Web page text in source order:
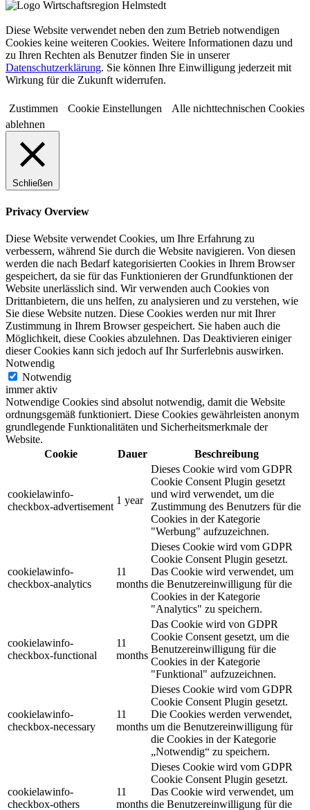
Diese Website verwendet neben den zum Betrieb notwendigen
Cookies keine weiteren Cookies. Weitere Informationen dazu und
zu Ihren Rechten als Benutzer finden Sie in unserer
Datenschutzerklärung. Sie können Ihre Einwilligung jederzeit mit
Wirkung für die Zukunft widerrufen.
Zustimmen Cookie Einstellungen
Alle nichttechnischen Cookies
ablehnen
Schließen
Privacy Overview
Diese Website verwendet Cookies, um Ihre Erfahrung zu
verbessern, während Sie durch die Website navigieren. Von diesen
werden die nach Bedarf kategorisierten Cookies in Ihrem Browser
gespeichert, da sie für das Funktionieren der Grundfunktionen der
Website unerlässlich sind. Wir verwenden auch Cookies von
Drittanbietern, die uns helfen, zu analysieren und zu verstehen, wie
Sie diese Website nutzen. Diese Cookies werden nur mit Ihrer
Zustimmung in Ihrem Browser gespeichert. Sie haben auch die
Möglichkeit, diese Cookies abzulehnen. Das Deaktivieren einiger
dieser Cookies kann sich jedoch auf Ihr Surferlebnis auswirken.
Notwendig
Notwendig
immer aktiv
Notwendige Cookies sind absolut notwendig, damit die Website
ordnungsgemäß funktioniert. Diese Cookies gewährleisten anonym
grundlegende Funktionalitäten und Sicherheitsmerkmale der
Website.
Cookie
Dauer Beschreibung
cookielawinfo-
checkbox-advertisement
1 year
Dieses Cookie wird vom GDPR
Cookie Consent Plugin gesetzt
und wird verwendet, um die
Zustimmung des Benutzers für die
Cookies in der Kategorie
"Werbung" aufzuzeichnen.
cookielawinfo-
checkbox-analytics
11
months
Dieses Cookie wird vom GDPR
Cookie Consent Plugin gesetzt.
Das Cookie wird verwendet, um
die Benutzereinwilligung für die
Cookies in der Kategorie
"Analytics" zu speichern.
cookielawinfo-
checkbox-functional
11
months
Das Cookie wird von GDPR
Cookie Consent gesetzt, um die
Benutzereinwilligung für die
Cookies in der Kategorie
"Funktional" aufzuzeichnen.
cookielawinfo-
checkbox-necessary
11
months
Dieses Cookie wird vom GDPR
Cookie Consent Plugin gesetzt.
Die Cookies werden verwendet,
um die Benutzereinwilligung für
die Cookies in der Kategorie
„Notwendig“ zu speichern.
cookielawinfo-
checkbox-others
11
months
Dieses Cookie wird vom GDPR
Cookie Consent Plugin gesetzt.
Das Cookie wird verwendet, um
die Benutzereinwilligung für die